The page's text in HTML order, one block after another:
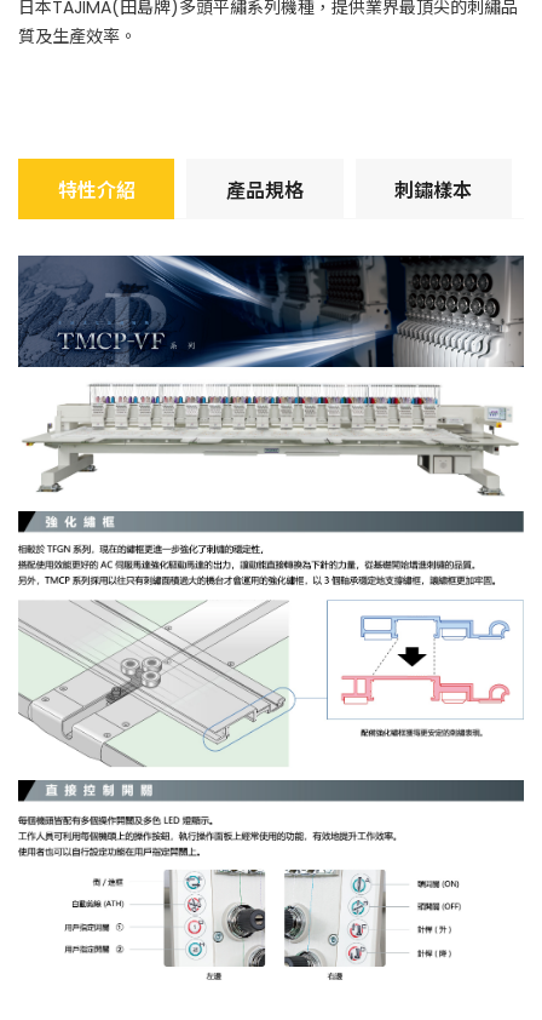
日本TAJIMA(田島牌)多頭平繡系列機種，提供業界最頂尖的刺繡品
質及生產效率。
特性介紹 產品規格 刺鏽樣本